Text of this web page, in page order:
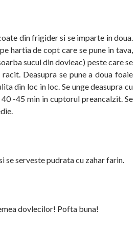
din frigider si se imparte in doua.
hartia de copt care se pune in tava,
sucul din dovleac) peste care se
Deasupra se pune a doua foaie
din loc in loc. Se unge deasupra cu
-45 min in cuptorul preancalzit. Se
se serveste pudrata cu zahar farin.
dovlecilor! Pofta buna!